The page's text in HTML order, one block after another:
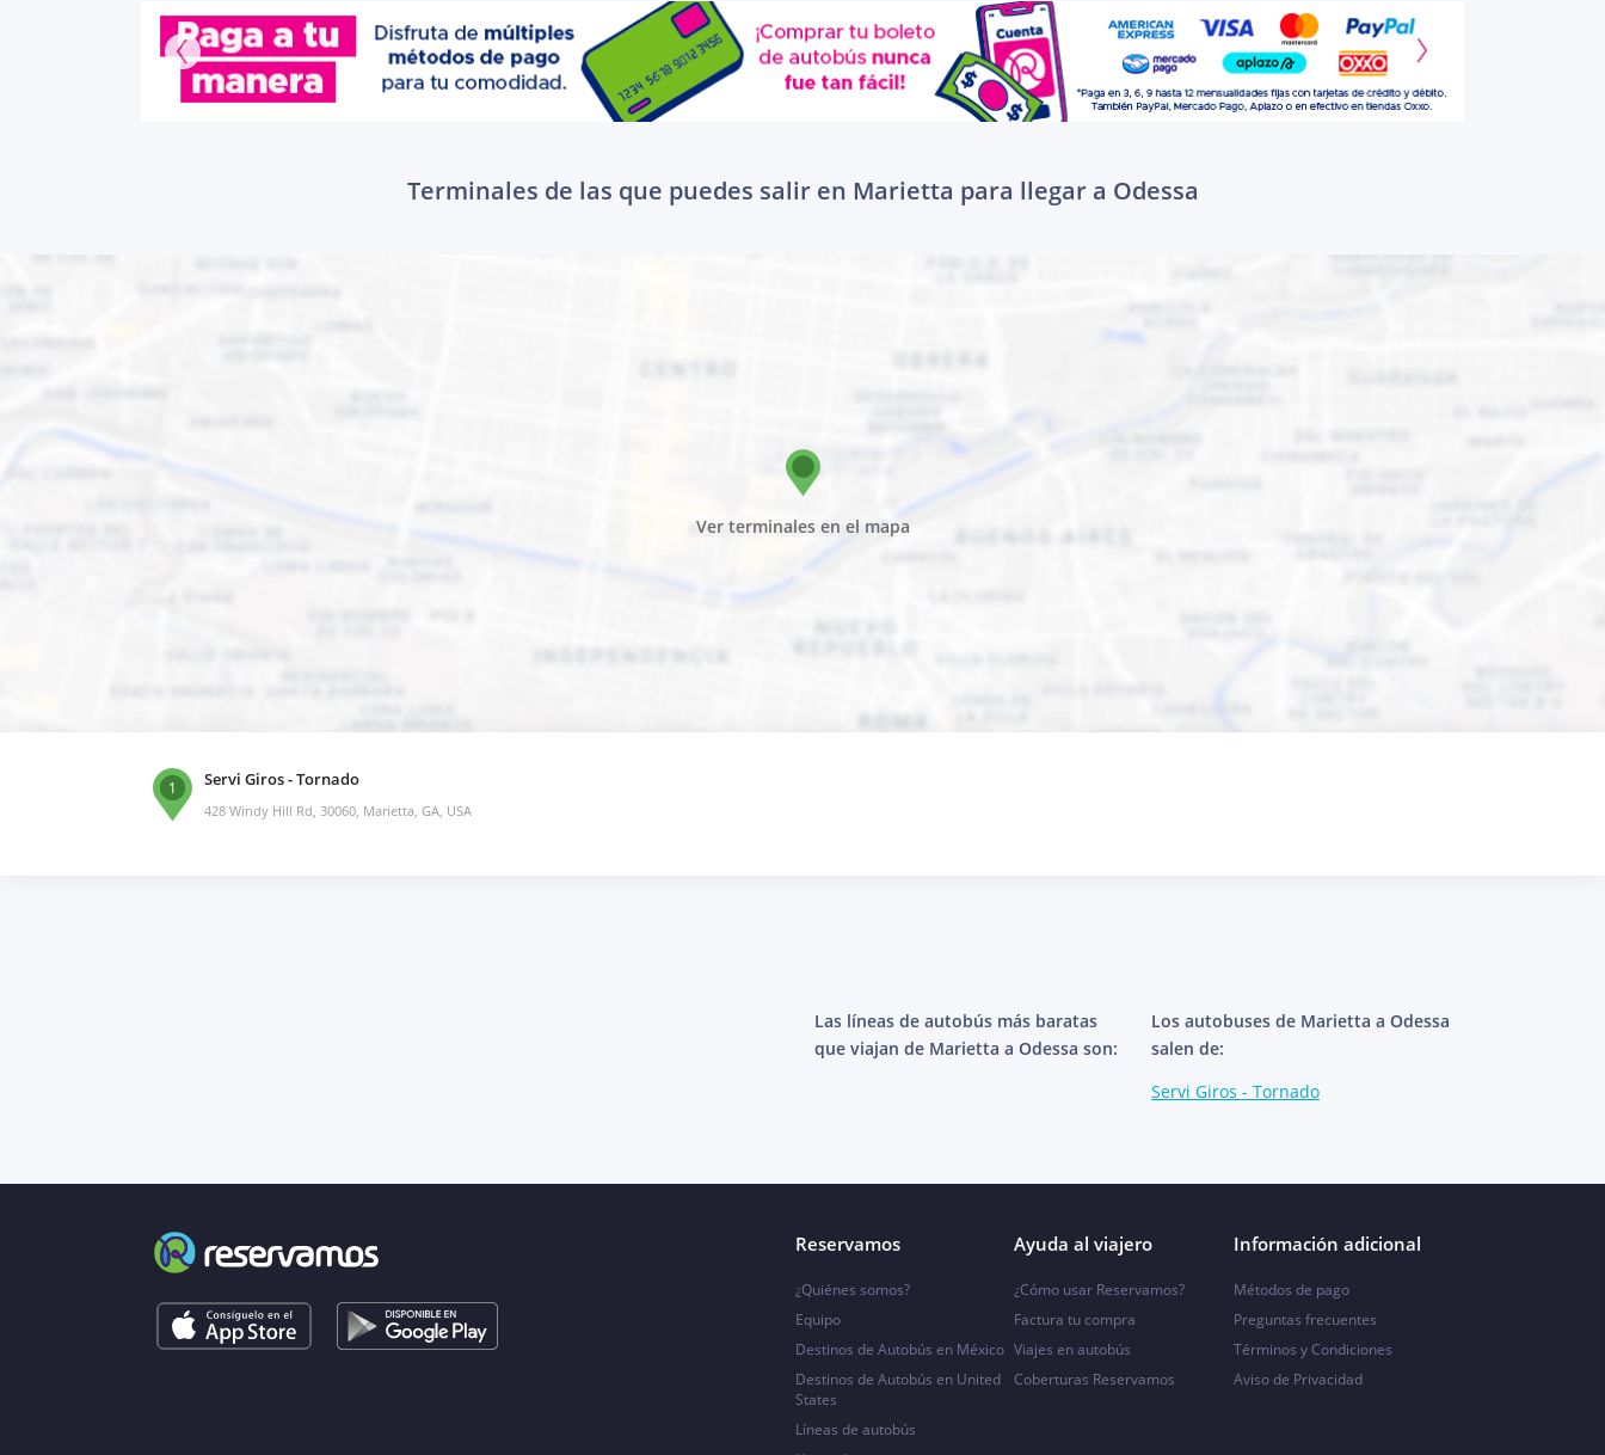
Terminales de las que puedes salir en Marietta para llegar a Odessa
Ver terminales en el mapa
1 Servi Giros - Tornado
428 Windy Hill Rd, 30060, Marietta, GA, USA
Las líneas de autobús más baratas
que viajan de Marietta a Odessa son:
Los autobuses de Marietta a Odessa
salen de:
Servi Giros - Tornado
Reservamos
¿Quiénes somos?
Equipo
Destinos de Autobús en México
Destinos de Autobús en United
States
Líneas de autobús
Ayuda al viajero
¿Cómo usar Reservamos?
Factura tu compra
Viajes en autobús
Coberturas Reservamos
Información adicional
Métodos de pago
Preguntas frecuentes
Términos y Condiciones
Aviso de Privacidad